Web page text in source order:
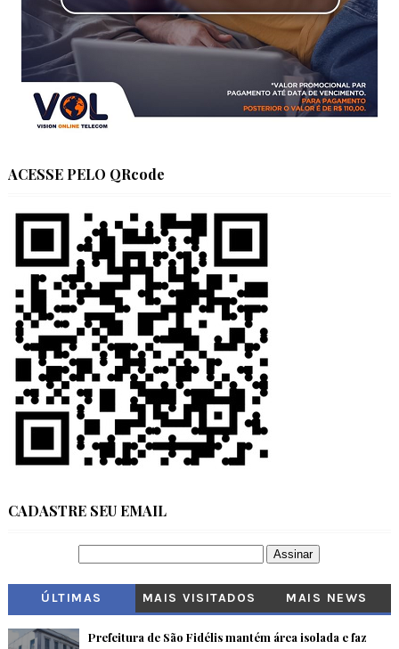
ACESSE PELO QRcode
CADASTRE SEU EMAIL
ÚLTIMAS MAIS VISITADOS MAIS NEWS
Prefeitura de São Fidélis mantém área isolada e faz